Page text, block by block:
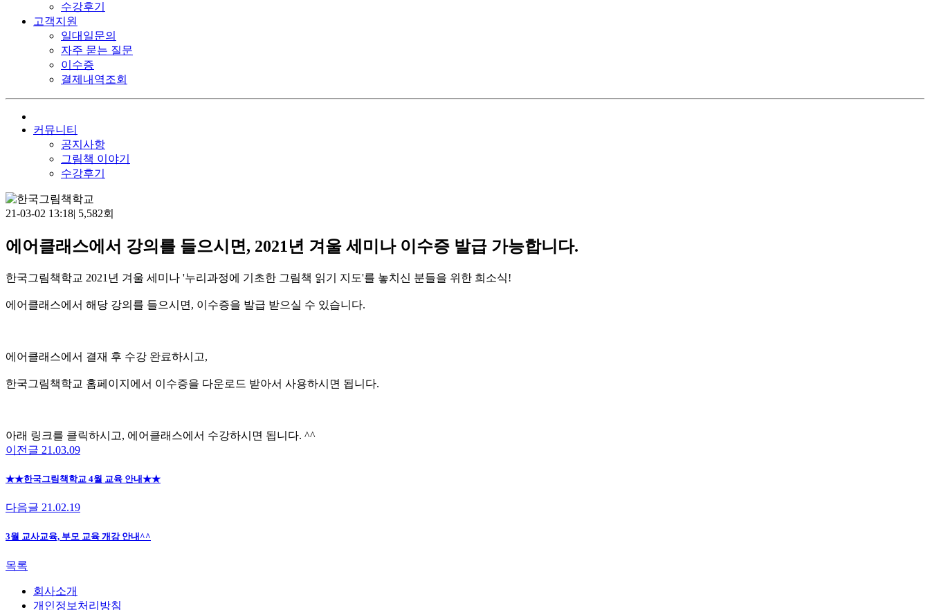
수강후기
고객지원
일대일문의
자주 묻는 질문
이수증
결제내역조회
커뮤니티
공지사항
그림책 이야기
수강후기
21-03-02 13:18| 5,582회
에어클래스에서 강의를 들으시면, 2021년 겨울 세미나 이수증 발급 가능합니다.
한국그림책학교 2021년 겨울 세미나 '누리과정에 기초한 그림책 읽기 지도'를 놓치신 분들을 위한 희소식!
에어클래스에서 해당 강의를 들으시면, 이수증을 발급 받으실 수 있습니다.
에어클래스에서 결재 후 수강 완료하시고,
한국그림책학교 홈페이지에서 이수증을 다운로드 받아서 사용하시면 됩니다.
아래 링크를 클릭하시고, 에어클래스에서 수강하시면 됩니다. ^^
이전글 21.03.09
★★한국그림책학교 4월 교육 안내★★
다음글 21.02.19
3월 교사교육, 부모 교육 개강 안내^^
목록
회사소개
개인정보처리방침